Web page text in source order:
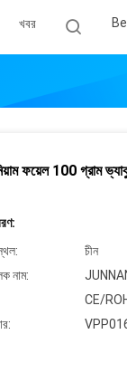
খবর
ফয়েল 100 গ্রাম
চীন
নাম:
CE/